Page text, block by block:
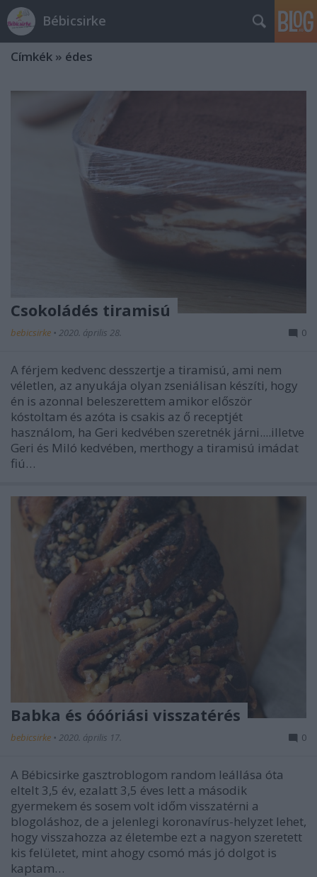
Bébicsirke
Címkék » édes
Csokoládés tiramisú
bebicsirke • 2020. április 28. 0
A férjem kedvenc desszertje a tiramisú, ami nem
véletlen, az anyukája olyan zseniálisan készíti, hogy
én is azonnal beleszerettem amikor először
kóstoltam és azóta is csakis az ő receptjét
használom, ha Geri kedvében szeretnék járni....illetve
Geri és Miló kedvében, merthogy a tiramisú imádat
fiú…
Babka és óóóriási visszatérés
bebicsirke • 2020. április 17. 0
A Bébicsirke gasztroblogom random leállása óta
eltelt 3,5 év, ezalatt 3,5 éves lett a második
gyermekem és sosem volt időm visszatérni a
blogoláshoz, de a jelenlegi koronavírus-helyzet lehet,
hogy visszahozza az életembe ezt a nagyon szeretett
kis felületet, mint ahogy csomó más jó dolgot is
kaptam…